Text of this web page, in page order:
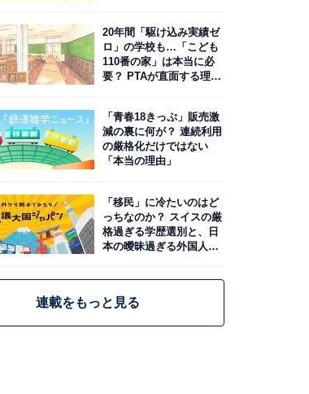
20年間「駆け込み実績ゼ
ロ」の学校も…「こども
110番の家」は本当に必
要？ PTAが直面する理想
「青春18きっぷ」販売激
減の裏に何が？ 連続利用
の厳格化だけではない
「本当の理由」
「移民」に冷たいのはど
っちなのか？ スイスの厳
格過ぎる学歴選別と、日
本の曖昧過ぎる外国人政
連載をもっと見る